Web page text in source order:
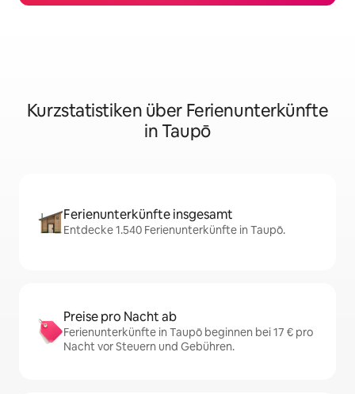
Kurzstatistiken über Ferienunterkünfte
in Taupō
Ferienunterkünfte insgesamt
Entdecke 1.540 Ferienunterkünfte in Taupō.
Preise pro Nacht ab
Ferienunterkünfte in Taupō beginnen bei 17 € pro
Nacht vor Steuern und Gebühren.